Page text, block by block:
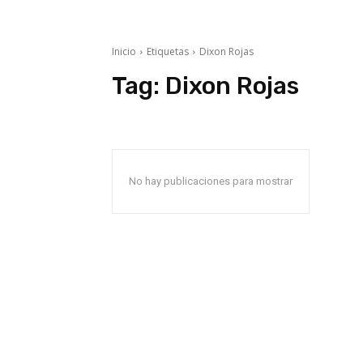
Inicio Etiquetas Dixon Rojas
Tag: Dixon Rojas
No hay publicaciones para mostrar